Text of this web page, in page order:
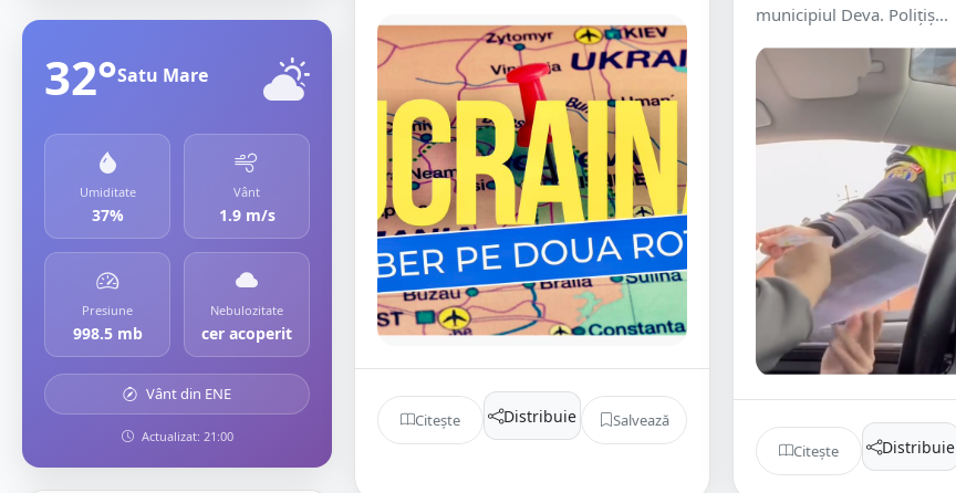
32°Satu Mare
Umiditate
37%
Vânt
1.9 m/s
Presiune
998.5 mb
Nebulozitate
cer acoperit
Vânt din ENE
Actualizat: 21:00
Citește Distribuie Salvează
municipiul Deva. Polițiș...
Citește Distribuie